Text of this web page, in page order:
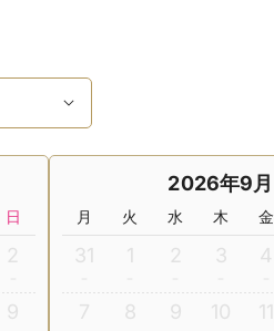
日
2
9
2026年9月
月 火 水 木 金
31 1 2 3 4
7 8 9 10 11